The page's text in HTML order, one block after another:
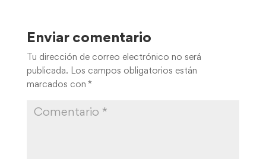
Enviar comentario
Tu dirección de correo electrónico no será
publicada.
Los campos obligatorios están
marcados con *